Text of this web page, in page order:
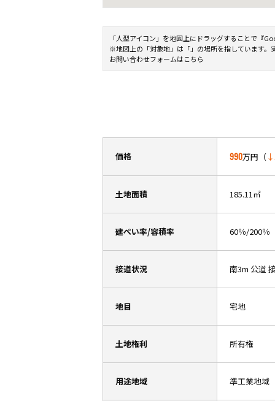
「人型アイコン」を地図上にドラッグすることで『
※地図上の「対象地」は「」の場所を指しています。
お問い合わせフォームはこちら
価格 990万円（
土地面積 185.11㎡
建ぺい率/容積率 60％/200％
接道状況 南3m 公道
地目 宅地
土地権利 所有権
用途地域 準工業地域